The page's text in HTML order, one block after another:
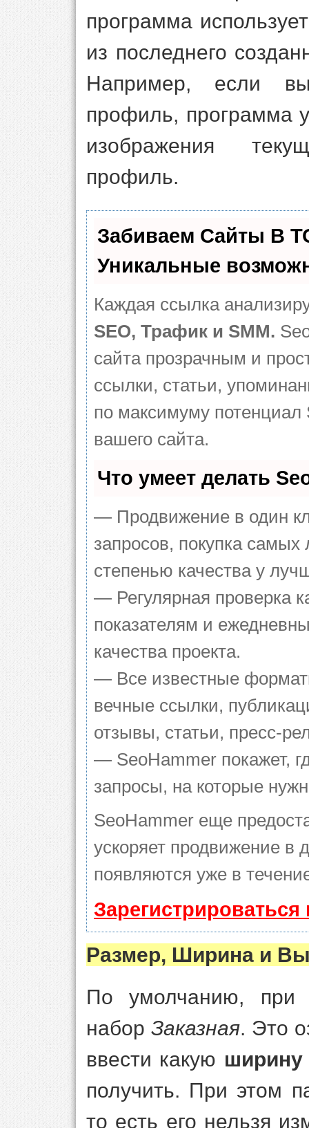
программа
из последнего
Например, если
профиль, программа
изображения
профиль.
Забиваем Сайты В
Уникальные
Каждая ссылка
SEO, Трафик и SMM.
сайта прозрачным и
ссылки, статьи,
по максимуму
вашего сайта.
Что умеет делать
— Продвижение в один
запросов, покупка
степенью качества у
— Регулярная проверка
показателям и
качества проекта.
— Все известные
вечные ссылки,
отзывы, статьи, пресс-
— SeoHammer покажет,
запросы, на которые
SeoHammer еще
ускоряет продвижение в
появляются уже в
Размер, Ширина и
По умолчанию, при
набор Заказная. Это
ввести какую
получить. При этом
то есть его нельзя